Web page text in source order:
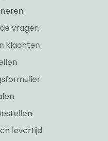
vragen
klachten
levertijd